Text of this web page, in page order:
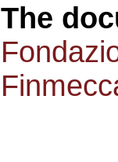
The